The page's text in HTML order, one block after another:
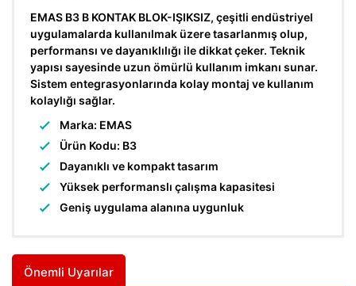
EMAS B3 B KONTAK BLOK-IŞIKSIZ, çeşitli endüstriyel
uygulamalarda kullanılmak üzere tasarlanmış olup,
performansı ve dayanıklılığı ile dikkat çeker. Teknik
yapısı sayesinde uzun ömürlü kullanım imkanı sunar.
Sistem entegrasyonlarında kolay montaj ve kullanım
kolaylığı sağlar.
Marka: EMAS
Ürün Kodu: B3
Dayanıklı ve kompakt tasarım
Yüksek performanslı çalışma kapasitesi
Geniş uygulama alanına uygunluk
Önemli Uyarılar